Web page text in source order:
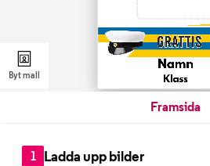
Byt mall
Framsida
1 Ladda upp bilder